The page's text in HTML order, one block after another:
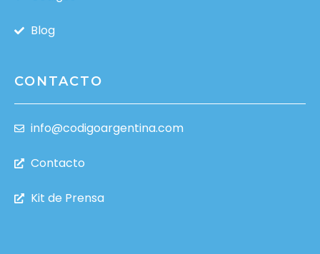
Blog
CONTACTO
info@codigoargentina.com
Contacto
Kit de Prensa